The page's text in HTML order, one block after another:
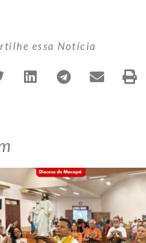
essa Notícia